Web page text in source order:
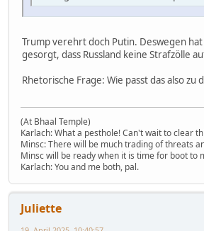
Trump verehrt doch Putin. Deswegen
gesorgt, dass Russland keine Strafzölle
Rhetorische Frage: Wie passt das also zu
(At Bhaal Temple)
Karlach: What a pesthole! Can't wait to clear
Minsc: There will be much trading of threats
Minsc will be ready when it is time for boot to
Karlach: You and me both, pal.
Juliette